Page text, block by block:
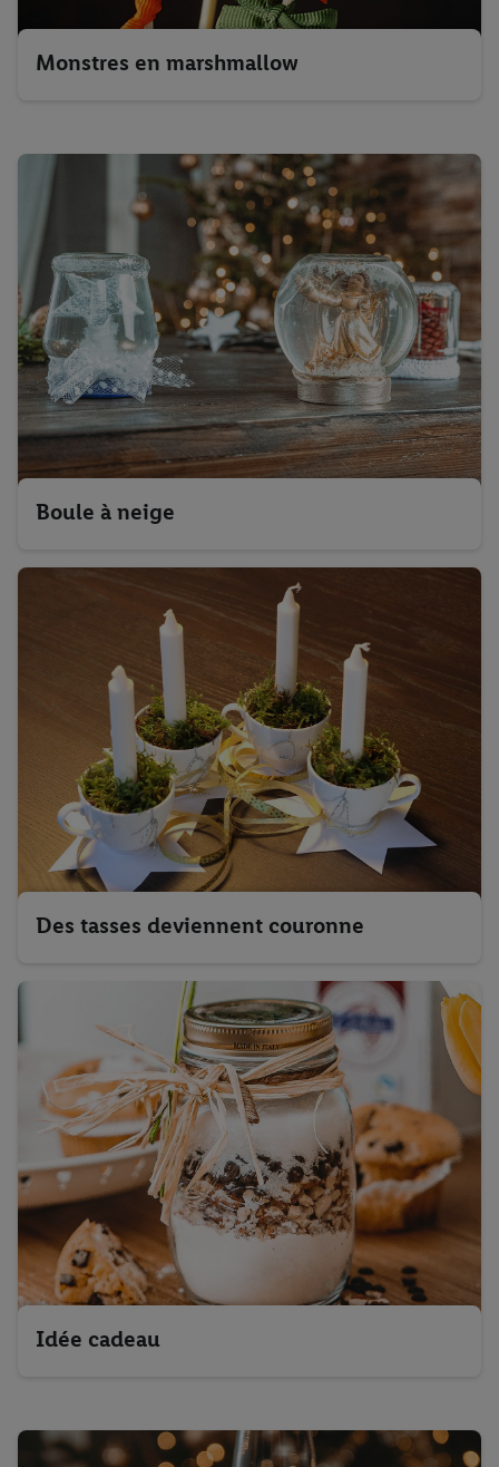
Monstres en marshmallow
Boule à neige
Des tasses deviennent couronne
Idée cadeau